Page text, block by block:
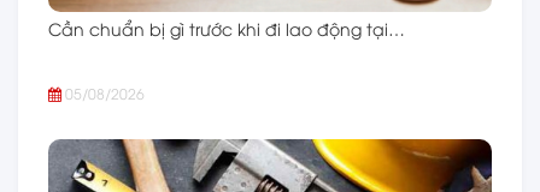
Cần chuẩn bị gì trước khi đi lao động tại…
05/08/2026